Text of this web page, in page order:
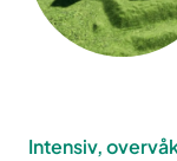
Intensiv,